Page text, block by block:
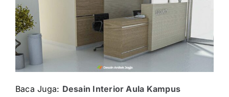
Baca Juga: Desain Interior Aula Kampus